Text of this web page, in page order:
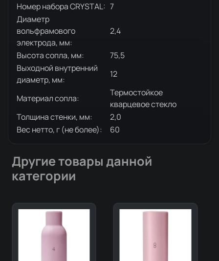
Номер набора CRYSTAL: 7
Диаметр
вольфрамового
электрода, мм:
2,4
Высота сопла, мм:
75,5
Выходной внутренний
диаметр, мм:
12
Материал сопла:
Термостойкое
кварцевое стекло
Толщина стенки, мм:
2,0
Вес нетто, г (не более):
60
Другие товары данной
категории